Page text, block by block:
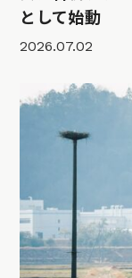
として始動
2026.07.02